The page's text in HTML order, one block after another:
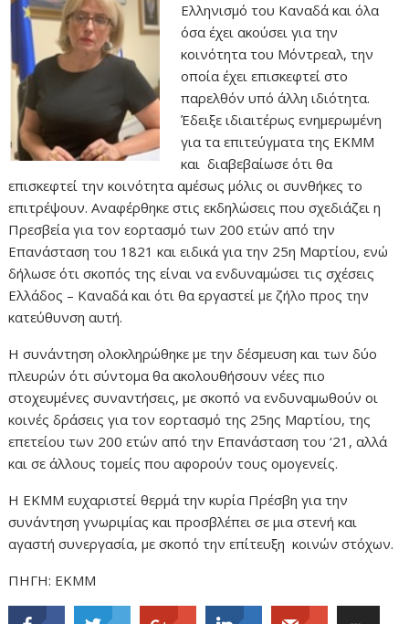
Ελληνισμό του Καναδά και όλα
όσα έχει ακούσει για την
κοινότητα του Μόντρεαλ, την
οποία έχει επισκεφτεί στο
παρελθόν υπό άλλη ιδιότητα.
Έδειξε ιδιαιτέρως ενημερωμένη
για τα επιτεύγματα της ΕΚΜΜ
και διαβεβαίωσε ότι θα
επισκεφτεί την κοινότητα αμέσως μόλις οι συνθήκες το
επιτρέψουν. Αναφέρθηκε στις εκδηλώσεις που σχεδιάζει η
Πρεσβεία για τον εορτασμό των 200 ετών από την
Επανάσταση του 1821 και ειδικά για την 25η Μαρτίου, ενώ
δήλωσε ότι σκοπός της είναι να ενδυναμώσει τις σχέσεις
Ελλάδος – Καναδά και ότι θα εργαστεί με ζήλο προς την
κατεύθυνση αυτή.
Η συνάντηση ολοκληρώθηκε με την δέσμευση και των δύο
πλευρών ότι σύντομα θα ακολουθήσουν νέες πιο
στοχευμένες συναντήσεις, με σκοπό να ενδυναμωθούν οι
κοινές δράσεις για τον εορτασμό της 25ης Μαρτίου, της
επετείου των 200 ετών από την Επανάσταση του ‘21, αλλά
και σε άλλους τομείς που αφορούν τους ομογενείς.
Η ΕΚΜΜ ευχαριστεί θερμά την κυρία Πρέσβη για την
συνάντηση γνωριμίας και προσβλέπει σε μια στενή και
αγαστή συνεργασία, με σκοπό την επίτευξη κοινών στόχων.
ΠΗΓΗ: ΕΚΜΜ